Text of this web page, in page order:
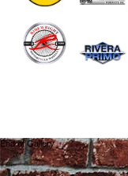
End of Gallery